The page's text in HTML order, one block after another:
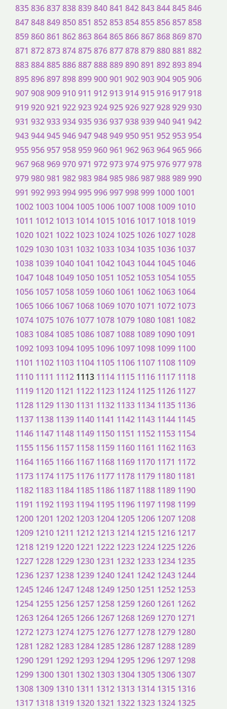
835836837838839840841 842843844845846
847848849850851 852853854855856857858
859860861 862863864865866867868869870
871 872873874875876877878879880881 882
883884885886887888889890891 892893894
895896897898899900901 902903904905906
907908909910911 912913914915916917918
919920921 922923924925926927928929930
931 932933934935936937938939940941 942
943944945946947948949950951 952953954
955956957958959960961 962963964965966
967968969970971 972973974975976977978
979980981 982983984985986987988989990
991 992993994995996997998999 1000 1001
1002 1003 1004 1005 1006 1007 1008 1009 1010
1011 1012 1013 1014 1015 1016 1017 1018 1019
1020 1021 1022 1023 1024 1025 1026 1027 1028
1029 1030 1031 1032 1033 1034 1035 1036 1037
1038 1039 1040 1041 1042 1043 1044 1045 1046
1047 1048 1049 1050 1051 1052 1053 1054 1055
1056 1057 1058 1059 1060 1061 1062 1063 1064
1065 1066 1067 1068 1069 1070 1071 1072 1073
1074 1075 1076 1077 1078 1079 1080 1081 1082
1083 1084 1085 1086 1087 1088 1089 1090 1091
1092 1093 1094 1095 1096 1097 1098 1099 1100
1101 1102 1103 1104 1105 1106 1107 1108 1109
1110 1111 1112 1113 1114 1115 1116 1117 1118
1119 1120 1121 1122 1123 1124 1125 1126 1127
1128 1129 1130 1131 1132 1133 1134 1135 1136
1137 1138 1139 1140 1141 1142 1143 1144 1145
1146 1147 1148 1149 1150 1151 1152 1153 1154
1155 1156 1157 1158 1159 1160 1161 1162 1163
1164 1165 1166 1167 1168 1169 1170 1171 1172
1173 1174 1175 1176 1177 1178 1179 1180 1181
1182 1183 1184 1185 1186 1187 1188 1189 1190
1191 1192 1193 1194 1195 1196 1197 1198 1199
1200 1201 1202 1203 1204 1205 1206 1207 1208
1209 1210 1211 1212 1213 1214 1215 1216 1217
1218 1219 1220 1221 1222 1223 1224 1225 1226
1227 1228 1229 1230 1231 1232 1233 1234 1235
1236 1237 1238 1239 1240 1241 1242 1243 1244
1245 1246 1247 1248 1249 1250 1251 1252 1253
1254 1255 1256 1257 1258 1259 1260 1261 1262
1263 1264 1265 1266 1267 1268 1269 1270 1271
1272 1273 1274 1275 1276 1277 1278 1279 1280
1281 1282 1283 1284 1285 1286 1287 1288 1289
1290 1291 1292 1293 1294 1295 1296 1297 1298
1299 1300 1301 1302 1303 1304 1305 1306 1307
1308 1309 1310 1311 1312 1313 1314 1315 1316
1317 1318 1319 1320 1321 1322 1323 1324 1325